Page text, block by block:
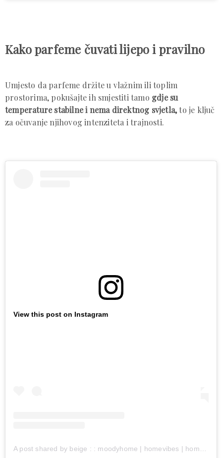
Kako parfeme čuvati lijepo i pravilno
Umjesto da parfeme držite u vlažnim ili toplim
prostorima, pokušajte ih smjestiti tamo gdje su
temperature stabilne i nema direktnog svjetla,to je ključ
za očuvanje njihovog intenziteta i trajnosti.
View this post on Instagram